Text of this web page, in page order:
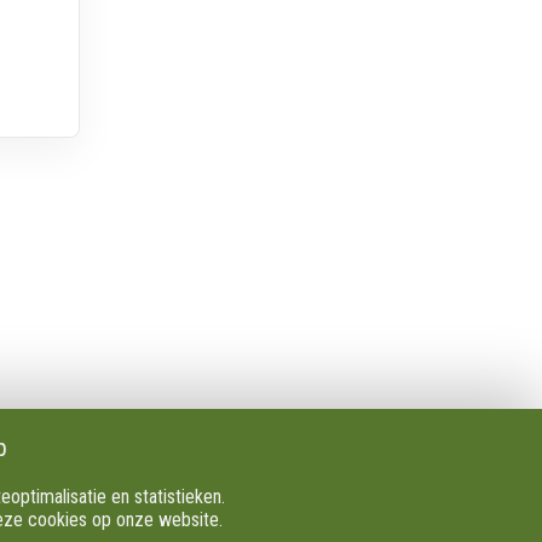
X
TikTok
en statistieken.
cookies op onze website.